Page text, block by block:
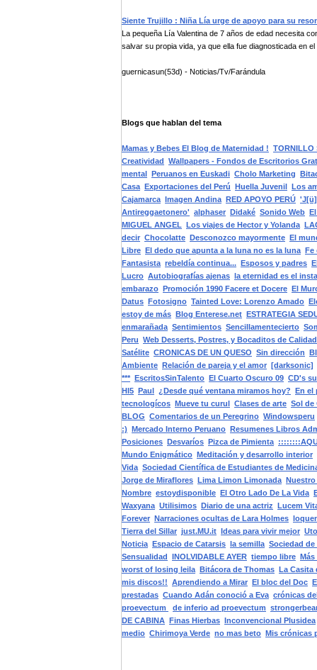
Siente Trujillo : Niña Lía urge de apoyo para su
La pequeña Lía Valentina de 7 años de edad necesita
salvar su propia vida, ya que ella fue diagnosticada en el
guernicasun(53d) - Noticias/Tv/Farándula
Blogs que hablan del tema
Mamas y Bebes El Blog de Maternidad ! TORNILLO
Creatividad Wallpapers - Fondos de Escritorios
mental Peruanos en Euskadi Cholo Marketing
Casa Exportaciones del Perú Huella Juvenil Los
Cajamarca Imagen Andina RED APOYO PERÚ
Antireggaetonero' alphaser Didaké Sonido Web
MIGUEL ANGEL Los viajes de Hector y Yolanda
decir Chocolatte Desconozco mayormente El
Libre El dedo que apunta a la luna no es la luna Fe
Fantasista rebeldía continua... Esposos y padres
Lucro Autobiografías ajenas la eternidad es el
embarazo Promoción 1990 Facere et Docere El
Datus Fotosigno Tainted Love: Lorenzo Amado
estoy de más Blog Enterese.net ESTRATEGIA
enmarañada Sentimientos Sencillamentecierto
Peru Web Desserts, Postres, y Bocaditos de Calidad
Satélite CRONICAS DE UN QUESO Sin dirección
Ambiente Relación de pareja y el amor [darksonic]
*** EscritosSinTalento El Cuarto Oscuro 09 CD's
HI5 Paul ¿Desde qué ventana miramos hoy? En el
tecnologícos Mueve tu curul Clases de arte Sol de
BLOG Comentarios de un Peregrino Windowsperu
:) Mercado Interno Peruano Resumenes Libros
Posiciones Desvaríos Pizca de Pimienta
Mundo Enigmático Meditación y desarrollo interior
Vida Sociedad Científica de Estudiantes de
Jorge de Miraflores Lima Limon Limonada
Nombre estoydisponible El Otro Lado De La Vida
Waxyana Utilisimos Diario de una actriz Lucem
Forever Narraciones ocultas de Lara Holmes
Tierra del Sillar just.MU.it Ideas para vivir mejor
Noticia Espacio de Catarsis la semilla Sociedad de
Sensualidad INOLVIDABLE AYER tiempo libre
worst of losing leila Bitácora de Thomas La Casita
mis discos!! Aprendiendo a Mirar El bloc del Doc
prestadas Cuando Adán conoció a Eva crónicas
proevectum
de inferio ad proevectum
DE CABINA Finas Hierbas Inconvencional Plusidea
medio Chirimoya Verde no mas beto Mis crónicas